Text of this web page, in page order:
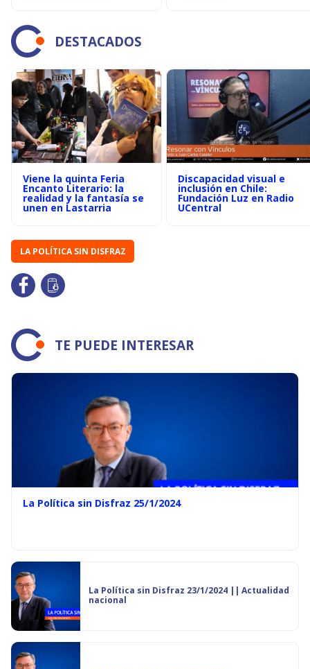
DESTACADOS
Viene la quinta Feria
Encanto Literario: la
realidad y la fantasía se
unen en Lastarria
Discapacidad visual e
inclusión en Chile:
Fundación Luz en Radio
UCentral
LA POLÍTICA SIN DISFRAZ
TE PUEDE INTERESAR
La Política sin Disfraz 25/1/2024
La Política sin Disfraz 23/1/2024 || Actualidad
nacional